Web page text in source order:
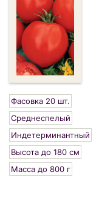
Фасовка 20 шт.
Среднеспелый
Индетерминантный
Высота до 180 см
Масса до 800 г